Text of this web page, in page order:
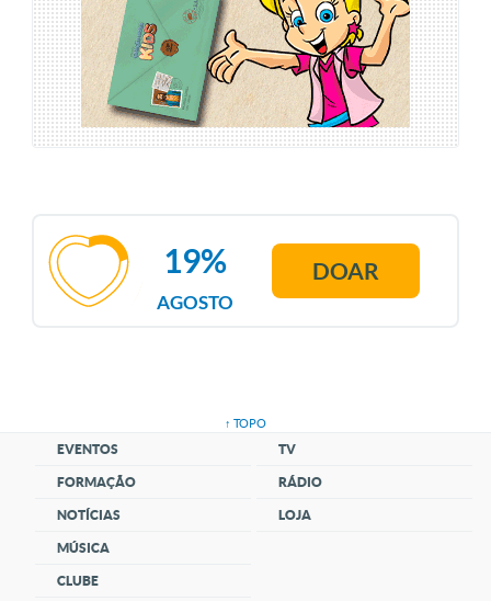
AGOSTO
19% DOAR
↑ TOPO
EVENTOS
FORMAÇÃO
NOTÍCIAS
MÚSICA
CLUBE
TV
RÁDIO
LOJA